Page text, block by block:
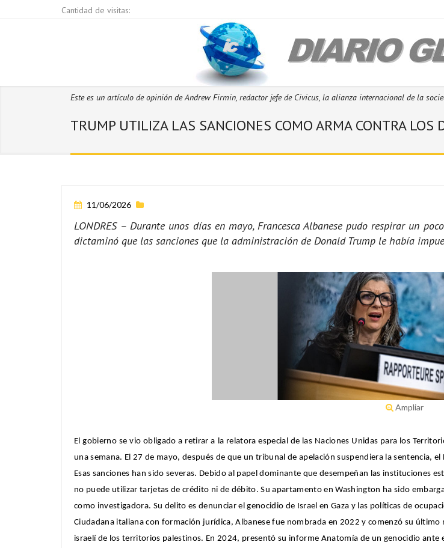
Cantidad de visitas:
Este es un artículo de opinión de Andrew Firmin, redactor jefe de Civicus, la alianza internacional de la
TRUMP UTILIZA LAS SANCIONES COMO ARMA CONTRA LOS
11/06/2026
LONDRES – Durante unos días en mayo, Francesca Albanese pudo respirar un
dictaminó que las sanciones que la administración de Donald Trump le había
Ampliar
El gobierno se vio obligado a retirar a la relatora especial de las Naciones Unidas para los
una semana. El 27 de mayo, después de que un tribunal de apelación suspendiera la sentencia,
Esas sanciones han sido severas. Debido al papel dominante que desempeñan las instituciones
no puede utilizar tarjetas de crédito ni de débito. Su apartamento en Washington ha sido
como investigadora. Su delito es denunciar el genocidio de Israel en Gaza y las políticas de
Ciudadana italiana con formación jurídica, Albanese fue nombrada en 2022 y comenzó su
israelí de los territorios palestinos. En 2024, presentó su informe Anatomía de un genocidio ante